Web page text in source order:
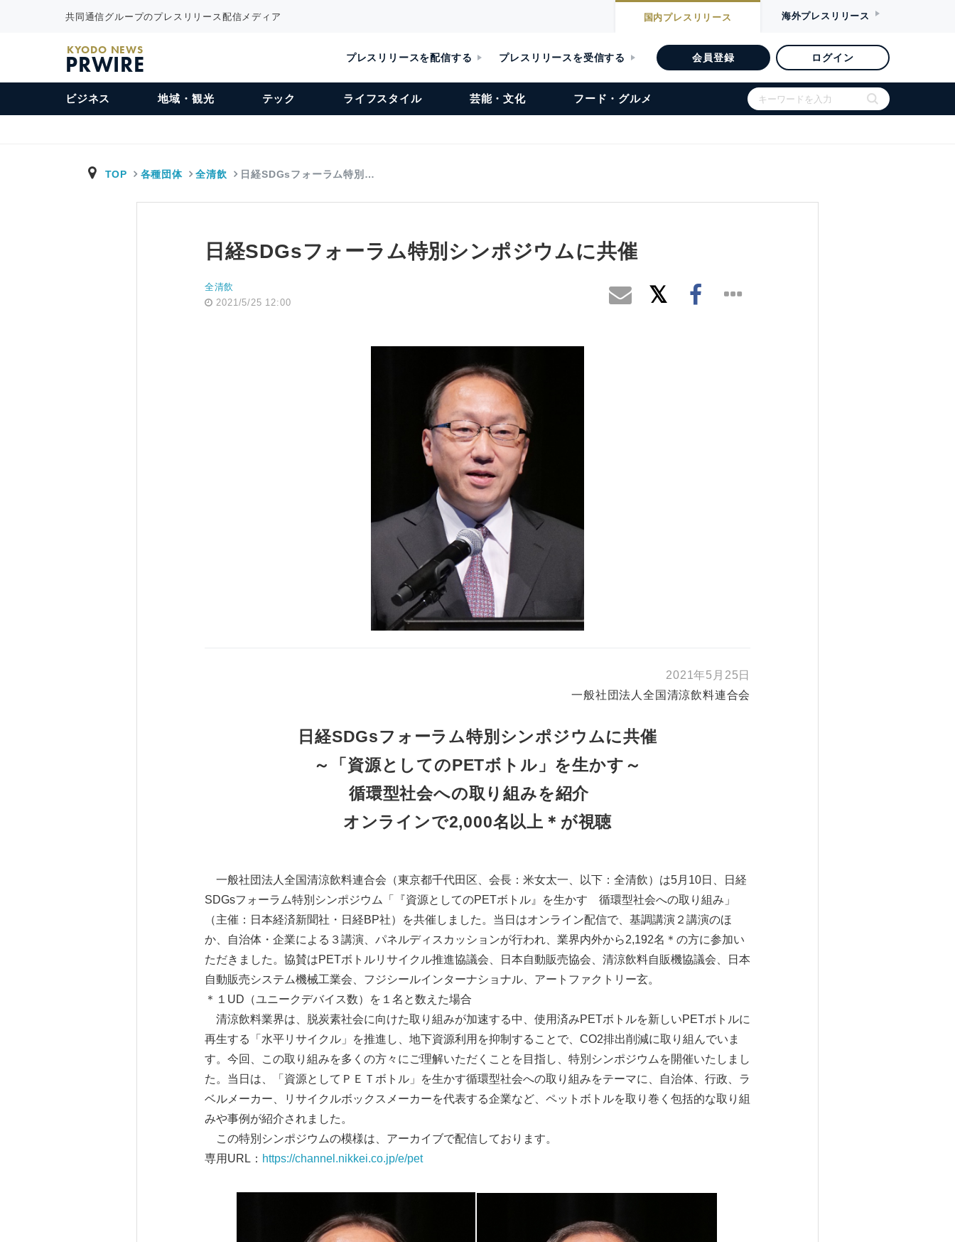
共同通信グループのプレスリリース配信メディア 国内プレスリリース 海外プレスリリース
KYODO NEWS
PRWIRE プレスリリースを配信する プレスリリースを受信する 会員登録 ログイン
ビジネス 地域・観光 テック ライフスタイル 芸能・文化 フード・グルメ
TOP 各種団体 全清飲 日経SDGsフォーラム特別…
日経SDGsフォーラム特別シンポジウムに共催
全清飲
2021/5/25 12:00
2021年5月25日
一般社団法人全国清涼飲料連合会
日経SDGsフォーラム特別シンポジウムに共催
～「資源としてのPETボトル」を生かす～
循環型社会への取り組みを紹介
オンラインで2,000名以上＊が視聴
一般社団法人全国清涼飲料連合会（東京都千代田区、会長：米女太一、以下：全清飲）は5月10日、日経
SDGsフォーラム特別シンポジウム「『資源としてのPETボトル』を生かす 循環型社会への取り組み」
（主催：日本経済新聞社・日経BP社）を共催しました。当日はオンライン配信で、基調講演２講演のほ
か、自治体・企業による３講演、パネルディスカッションが行われ、業界内外から2,192名＊の方に参加い
ただきました。協賛はPETボトルリサイクル推進協議会、日本自動販売協会、清涼飲料自販機協議会、日本
自動販売システム機械工業会、フジシールインターナショナル、アートファクトリー玄。
＊１UD（ユニークデバイス数）を１名と数えた場合
清涼飲料業界は、脱炭素社会に向けた取り組みが加速する中、使用済みPETボトルを新しいPETボトルに
再生する「水平リサイクル」を推進し、地下資源利用を抑制することで、CO2排出削減に取り組んでいま
す。今回、この取り組みを多くの方々にご理解いただくことを目指し、特別シンポジウムを開催いたしまし
た。当日は、「資源としてＰＥＴボトル」を生かす循環型社会への取り組みをテーマに、自治体、行政、ラ
ベルメーカー、リサイクルボックスメーカーを代表する企業など、ペットボトルを取り巻く包括的な取り組
みや事例が紹介されました。
この特別シンポジウムの模様は、アーカイブで配信しております。
専用URL： https://channel.nikkei.co.jp/e/pet